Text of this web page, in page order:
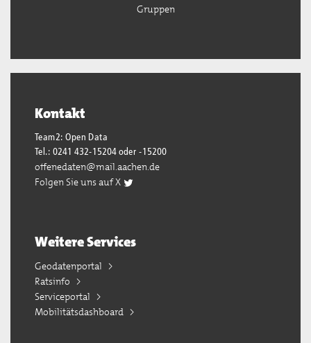
Gruppen
Kontakt
Team2: Open Data
Tel.: 0241 432-15204 oder -15200
offenedaten@mail.aachen.de
Folgen Sie uns auf X
Weitere Services
Geodatenportal
Ratsinfo
Serviceportal
Mobilitätsdashboard